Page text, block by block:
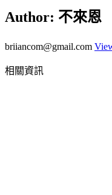
Author: 不來恩
briiancom@gmail.com
相關資訊